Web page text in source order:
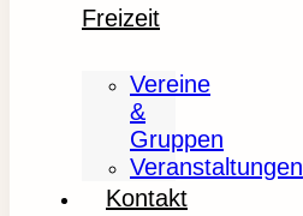
Freizeit
Vereine
&
Gruppen
Veranstaltungen
Kontakt